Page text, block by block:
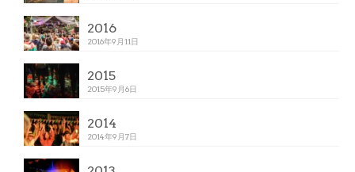
2016
2016年9月11日
2015
2015年9月6日
2014
2014年9月7日